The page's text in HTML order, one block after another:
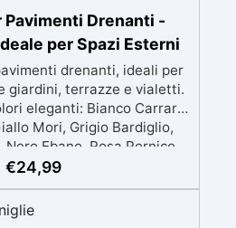
Pavimenti Drenanti -
per Spazi Esterni
drenanti, ideali per
giardini, terrazze e vialetti.
eleganti: Bianco Carrara,
Mori, Grigio Bardiglio,
Ebano, Rosa Pernice,
✅ Facili da applicare: al
✅ Economiche e
durata e un sistema di
€24,99